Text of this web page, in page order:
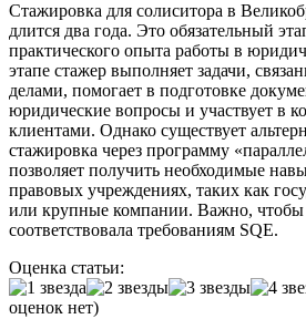
Стажировка для солиситора в
длится два года. Это обязательный
практического опыта работы в
этапе стажер выполняет задачи,
делами, помогает в подготовке
юридические вопросы и участвует в
клиентами. Однако существует
стажировка через программу
позволяет получить необходимые
правовых учреждениях, таких как
или крупные компании. Важно, чтобы
соответствовала требованиям SQE.
Оценка статьи:
оценок нет)